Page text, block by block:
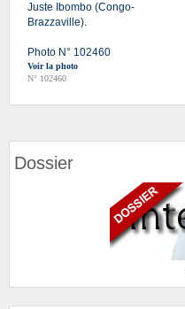
Juste Ibombo (Congo-
Brazzaville).
Photo N° 102460
Voir la photo
N° 102460
Dossier